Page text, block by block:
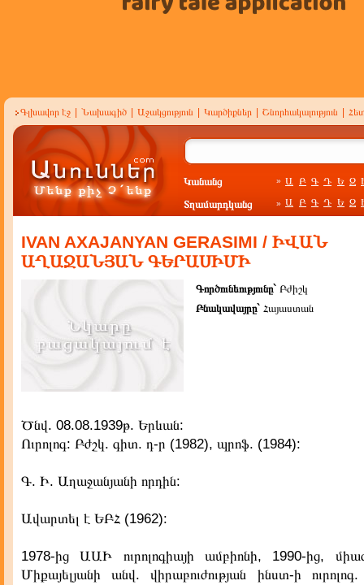
Գլխավոր էջ Նախագիծ Աջակցություն Կարծիքներ Շնորհակալություն
Կանանց » Ա Բ Գ Դ Ե Զ
Տղամարդկանց » Ա Բ Գ Դ Ե Զ
IVAN AXAJANYAN GERASIMI / ԻՎԱՆ
ԱՂԱՋԱՆՅԱՆ ԳԵՐԱՍԻՄԻ
Գործունեությունը` Բժիշկ
Բնակավայրը` Հայաստան
Ծնվ. 08.08.1939թ. Երևան:
Ուրոլոգ: Բժշկ. գիտ. դ-ր (1982), պրոֆ. (1984):
Գ. Ի. Աղաջանյանի որդին:
Ավարտել է ԵԲՀ (1962):
1978-ից ԱԱԻ ուրոլոգիայի ամբիոնի, 1990-ից,
Միքայելյանի անվ. վիրաբուժության ինստ-ի